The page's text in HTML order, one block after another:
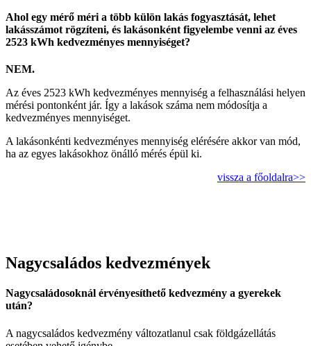
Ahol egy mérő méri a több külön lakás fogyasztását, lehet
lakásszámot rögzíteni, és lakásonként figyelembe venni az éves
2523 kWh kedvezményes mennyiséget?
NEM.
Az éves 2523 kWh kedvezményes mennyiség a felhasználási helyen
mérési pontonként jár. Így a lakások száma nem módosítja a
kedvezményes mennyiséget.
A lakásonkénti kedvezményes mennyiség elérésére akkor van mód,
ha az egyes lakásokhoz önálló mérés épül ki.
vissza a főoldalra>>
Nagycsaládos kedvezmények
Nagycsaládosoknál érvényesíthető kedvezmény a gyerekek
után?
A nagycsaládos kedvezmény változatlanul csak földgázellátás